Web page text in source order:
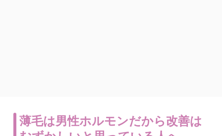
薄毛は男性ホルモンだから改善は